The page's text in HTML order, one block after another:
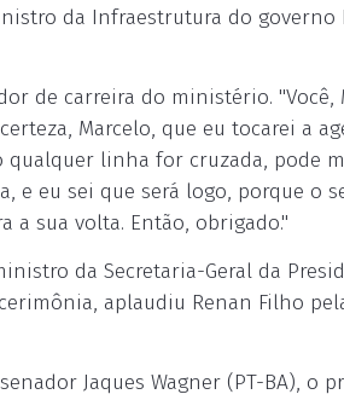
da Infraestrutura do governo
de carreira do ministério. "Você,
Marcelo, que eu tocarei a
linha for cruzada, pode
e eu sei que será logo, porque o
a sua volta. Então, obrigado."
da Secretaria-Geral da
aplaudiu Renan Filho
Jaques Wagner (PT-BA), o